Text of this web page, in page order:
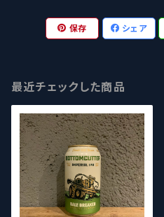
保存 シェア
最近チェックした商品